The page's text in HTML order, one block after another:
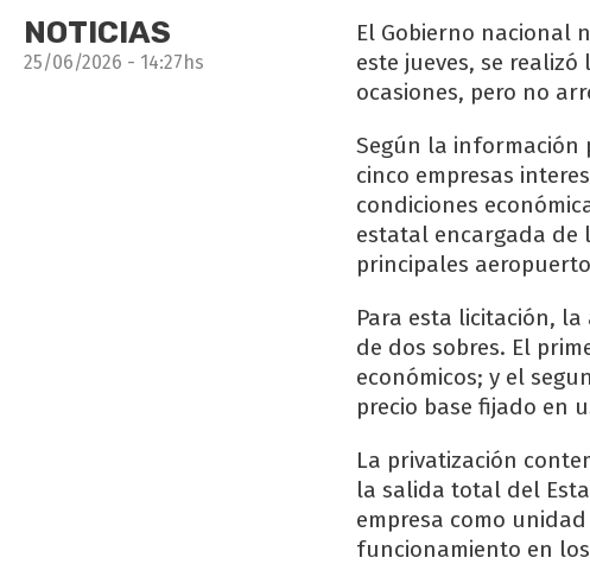
NOTICIAS
25/06/2026 - 14:27hs
El Gobierno nacional
este jueves, se
ocasiones, pero no
Según la información
cinco empresas
condiciones
estatal encargada de
principales
Para esta licitación,
de dos sobres. El
económicos; y el
precio base fijado en
La privatización
la salida total del
empresa como
funcionamiento en